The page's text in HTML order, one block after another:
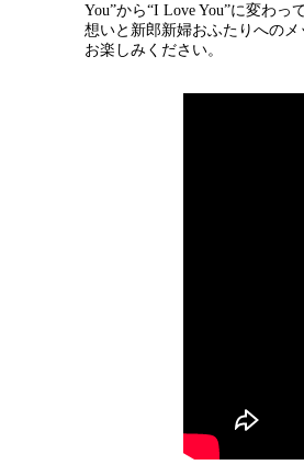
You”から“I Love You”に変わ
想いと新郎新婦おふたりへの
お楽しみください。